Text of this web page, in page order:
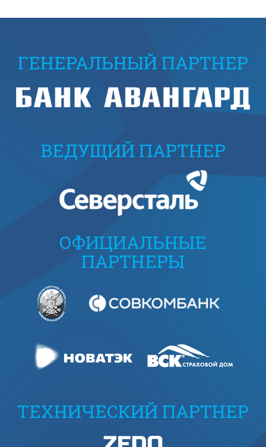
ГЕНЕРАЛЬНЫЙ ПАРТНЕР
ВЕДУЩИЙ ПАРТНЕР
ОФИЦИАЛЬНЫЕ
ПАРТНЕРЫ
ТЕХНИЧЕСКИЙ ПАРТНЕР